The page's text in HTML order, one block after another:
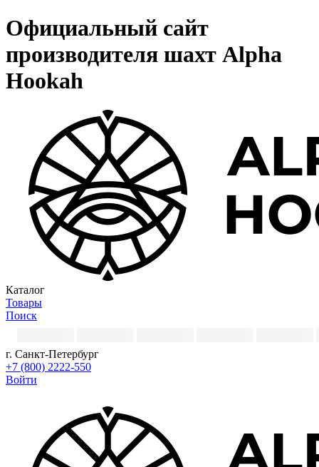
Официальный сайт
производителя шахт Alpha
Hookah
Каталог
Товары
Поиск
г. Санкт-Петербург
+7 (800) 2222-550
Войти